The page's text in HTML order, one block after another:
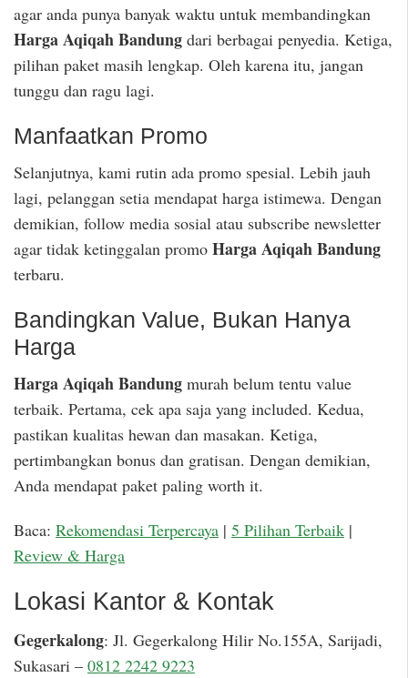
agar anda punya banyak waktu untuk membandingkan
Harga Aqiqah Bandung dari berbagai penyedia. Ketiga,
pilihan paket masih lengkap. Oleh karena itu, jangan
tunggu dan ragu lagi.
Manfaatkan Promo
Selanjutnya, kami rutin ada promo spesial. Lebih jauh
lagi, pelanggan setia mendapat harga istimewa. Dengan
demikian, follow media sosial atau subscribe newsletter
agar tidak ketinggalan promo Harga Aqiqah Bandung
terbaru.
Bandingkan Value, Bukan Hanya
Harga
Harga Aqiqah Bandung murah belum tentu value
terbaik. Pertama, cek apa saja yang included. Kedua,
pastikan kualitas hewan dan masakan. Ketiga,
pertimbangkan bonus dan gratisan. Dengan demikian,
Anda mendapat paket paling worth it.
Baca: Rekomendasi Terpercaya | 5 Pilihan Terbaik |
Review & Harga
Lokasi Kantor & Kontak
Gegerkalong: Jl. Gegerkalong Hilir No.155A, Sarijadi,
Sukasari – 0812 2242 9223